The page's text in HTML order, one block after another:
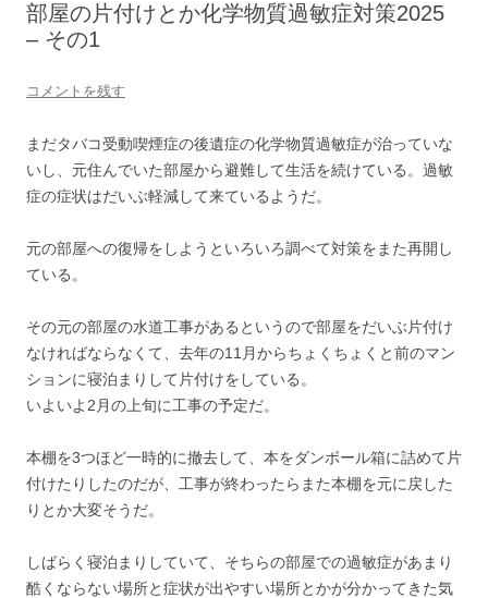
部屋の片付けとか化学物質過敏症対策2025
– その1
コメントを残す
まだタバコ受動喫煙症の後遺症の化学物質過敏症が治っていな
いし、元住んでいた部屋から避難して生活を続けている。過敏
症の症状はだいぶ軽減して来ているようだ。
元の部屋への復帰をしようといろいろ調べて対策をまた再開し
ている。
その元の部屋の水道工事があるというので部屋をだいぶ片付け
なければならなくて、去年の11月からちょくちょくと前のマン
ションに寝泊まりして片付けをしている。
いよいよ2月の上旬に工事の予定だ。
本棚を3つほど一時的に撤去して、本をダンボール箱に詰めて片
付けたりしたのだが、工事が終わったらまた本棚を元に戻した
りとか大変そうだ。
しばらく寝泊まりしていて、そちらの部屋での過敏症があまり
酷くならない場所と症状が出やすい場所とかが分かってきた気